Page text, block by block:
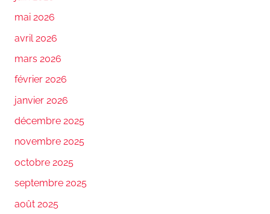
mai 2026
avril 2026
mars 2026
février 2026
janvier 2026
décembre 2025
novembre 2025
octobre 2025
septembre 2025
août 2025